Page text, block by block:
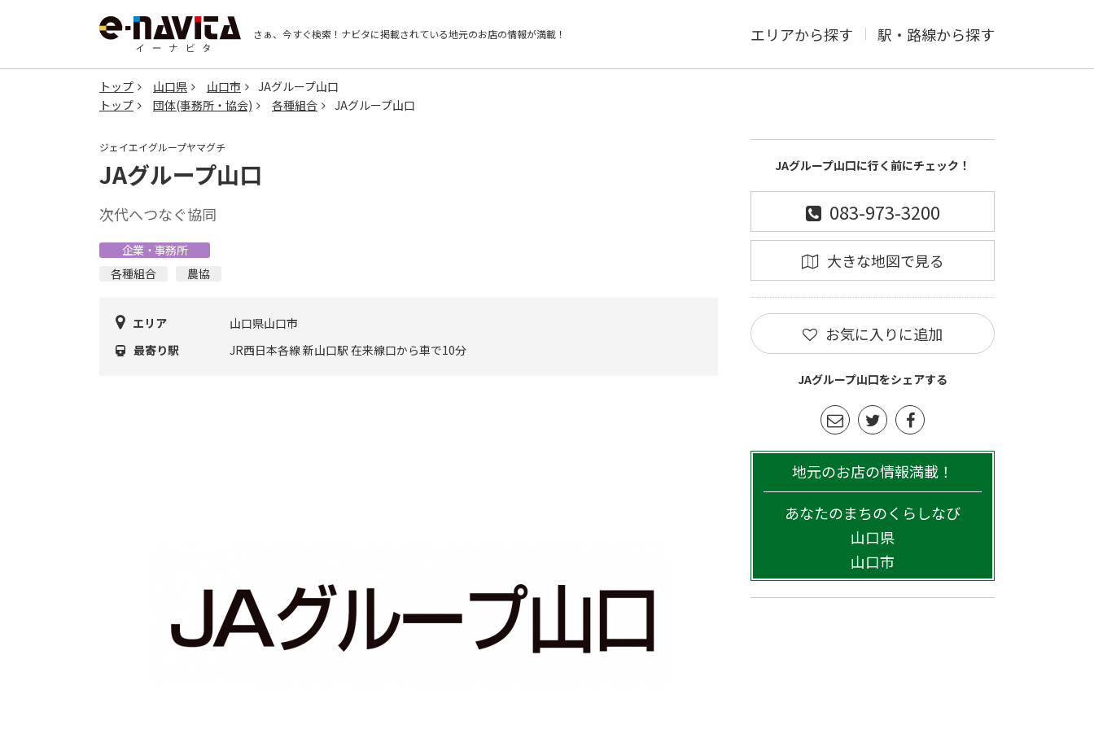
さぁ、今すぐ検索！ ナビタに掲載されている地元のお店の情報が満載！ エリアから探す 駅・路線から探す
トップ 山口県 山口市
JAグループ山口
トップ
団体(事務所・協会) 各種組合 JAグループ山口
ジェイエイグループヤマグチ
JAグループ山口
次代へつなぐ協同
企業・事務所
各種組合
農協
エリア
山口県山口市
最寄り駅
JR西日本各線 新山口駅 在来線口から車で10分
JAグループ山口に行く前にチェック！
083-973-3200
大きな地図で見る
お気に入りに追加
JAグループ山口をシェアする
地元のお店の情報満載！
あなたのまちのくらしなび
山口県
山口市